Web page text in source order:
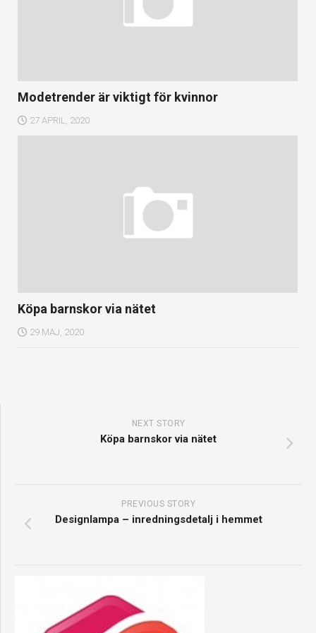
Modetrender är viktigt för kvinnor
27 APRIL, 2020
Köpa barnskor via nätet
29 MAJ, 2020
NEXT STORY
Köpa barnskor via nätet
PREVIOUS STORY
Designlampa – inredningsdetalj i hemmet